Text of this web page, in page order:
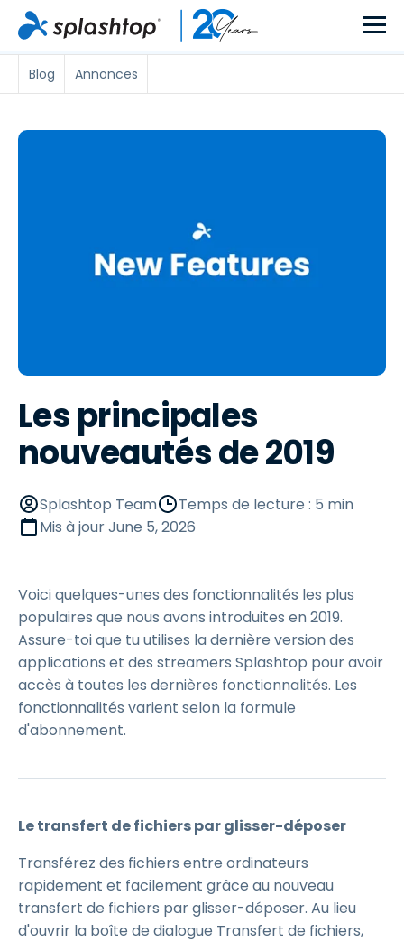
Blog Annonces
Les principales
nouveautés de 2019
Splashtop Team
Temps de lecture : 5 min
Mis à jourJune 5, 2026
Voici quelques-unes des fonctionnalités les plus
populaires que nous avons introduites en 2019.
Assure-toi que tu utilises la dernière version des
applications et des streamers Splashtop pour avoir
accès à toutes les dernières fonctionnalités. Les
fonctionnalités varient selon la formule
d'abonnement.
Le transfert de fichiers par glisser-déposer
Transférez des fichiers entre ordinateurs
rapidement et facilement grâce au nouveau
transfert de fichiers par glisser-déposer. Au lieu
d'ouvrir la boîte de dialogue Transfert de fichiers,